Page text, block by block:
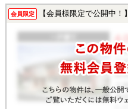
会員限定 【会員様限定で公開中！】